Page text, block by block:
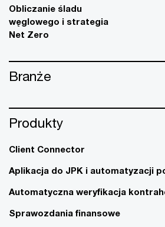
Obliczanie śladu
węglowego i strategia
Net Zero
Branże
Produkty
Client Connector
Aplikacja do JPK i automatyzacji
Automatyczna weryfikacja
Sprawozdania finansowe